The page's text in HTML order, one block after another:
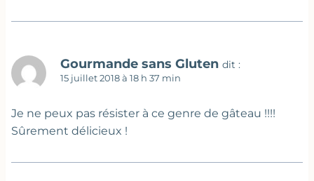
Gourmande sans Gluten dit :
15 juillet 2018 à 18 h 37 min
Je ne peux pas résister à ce genre de gâteau !!!!
Sûrement délicieux !